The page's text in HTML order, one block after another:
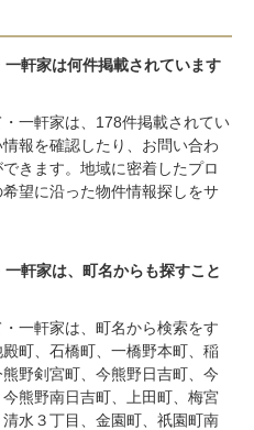
軒家は何件掲載されています
一軒家は、178件掲載されてい
報を確認したり、お問い合わ
きます。地域に密着したプロ
望に沿った物件情報探しをサ
軒家は、町名からも探すこと
一軒家は、町名から検索をす
町、石橋町、一橋野本町、稲
野剣宮町、今熊野日吉町、今
熊野南日吉町、上田町、梅宮
水３丁目、金園町、祇園町南